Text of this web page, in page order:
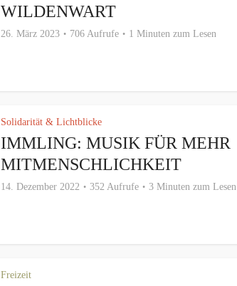
WILDENWART
26. März 2023 706 Aufrufe 1 Minuten zum Lesen
Solidarität & Lichtblicke
IMMLING: MUSIK FÜR MEHR
MITMENSCHLICHKEIT
14. Dezember 2022 352 Aufrufe 3 Minuten zum Lesen
Freizeit